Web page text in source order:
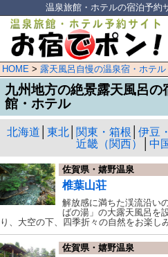
温泉旅館・ホテルの宿泊予
HOME > 露天風呂自慢の温泉宿・ホテル
九州地方の絶景露天風呂
館・ホテル
北海道 東北 関東・箱根 伊豆
近畿（関西）
中
佐賀県・嬉野温泉
椎葉山荘
解放感に満ちた渓流沿い
ばの湯」の大露天風呂を
り、大空の下、四季折々の自然をお楽し
佐賀県・嬉野温泉